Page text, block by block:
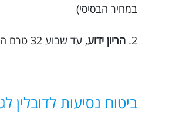
במחיר הבסיסי)
2. הריון ידוע, עד שבוע 32 טרם היציאה מהארץ.
ביטוח נסיעות לדובלין